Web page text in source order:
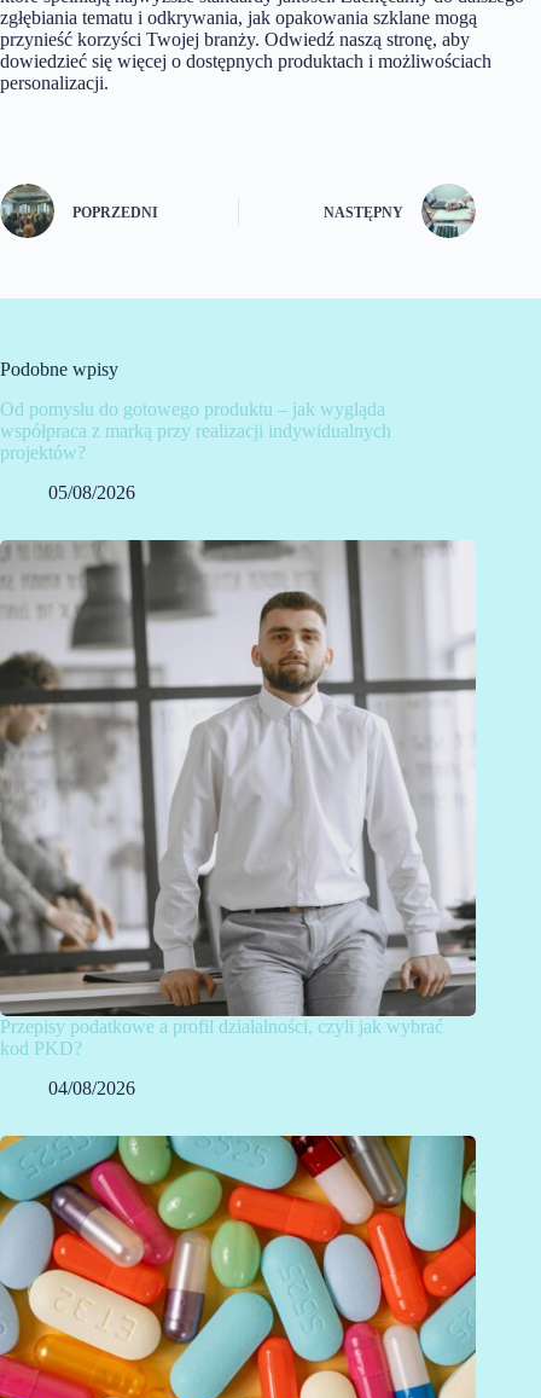
zgłębiania tematu i odkrywania, jak opakowania szklane mogą
przynieść korzyści Twojej branży. Odwiedź naszą stronę, aby
dowiedzieć się więcej o dostępnych produktach i możliwościach
personalizacji.
POPRZEDNI NASTĘPNY
Podobne wpisy
Od pomysłu do gotowego produktu – jak wygląda
współpraca z marką przy realizacji indywidualnych
projektów?
05/08/2026
Przepisy podatkowe a profil działalności, czyli jak wybrać
kod PKD?
04/08/2026